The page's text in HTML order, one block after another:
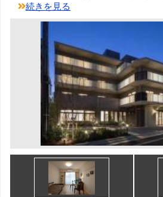
続きを見る